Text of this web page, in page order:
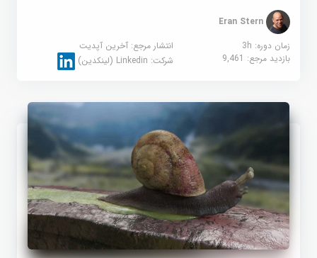
Eran Stern
زمان دوره: 3h
انتشار مرجع:آخرین آپدیت
بازدید مرجع:9,461 شرکت:Linkedin (لینکدین)